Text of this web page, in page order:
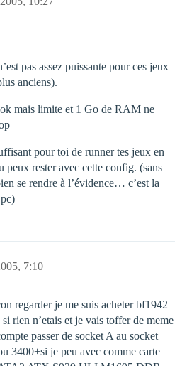
pas assez puissante pour ces jeux
anciens).
mais limite et 1 Go de RAM ne
pour toi de runner tes jeux en
rester avec cette config. (sans
se rendre à l’évidence… c’est la
7:10
regarder je me suis acheter bf1942
rien n’etais et je vais toffer de meme
passer de socket A au socket
3400+si je peu avec comme carte